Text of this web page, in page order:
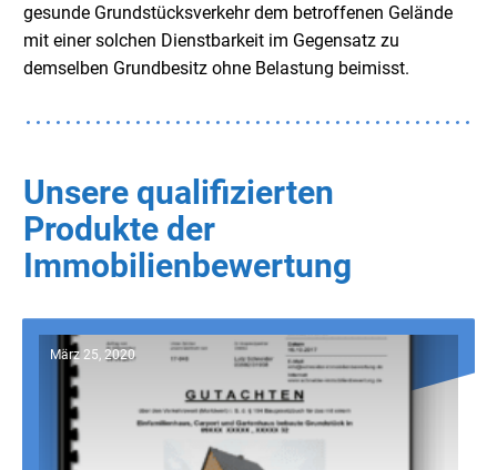
gesunde Grundstücksverkehr dem betroffenen Gelände
mit einer solchen Dienstbarkeit im Gegensatz zu
demselben Grundbesitz ohne Belastung beimisst.
Unsere qualifizierten
Produkte der
Immobilienbewertung
März 25, 2020